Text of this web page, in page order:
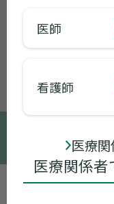
医師
看護師
医療
医療関係
© 2005-